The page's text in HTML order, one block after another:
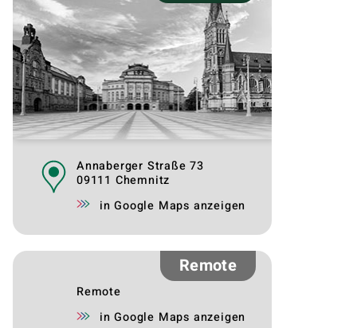
Annaberger Straße 73
09111 Chemnitz
in Google Maps anzeigen
Remote
Remote
in Google Maps anzeigen